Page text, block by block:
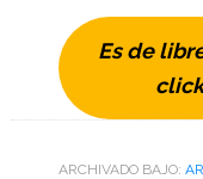
Es de
ARCHIVADO BAJO: